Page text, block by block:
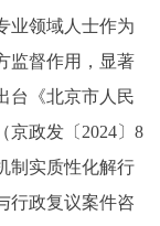
业领域人士作为
监督作用，显著
台《北京市人民
京政发〔2024〕8
制实质性化解行
行政复议案件咨